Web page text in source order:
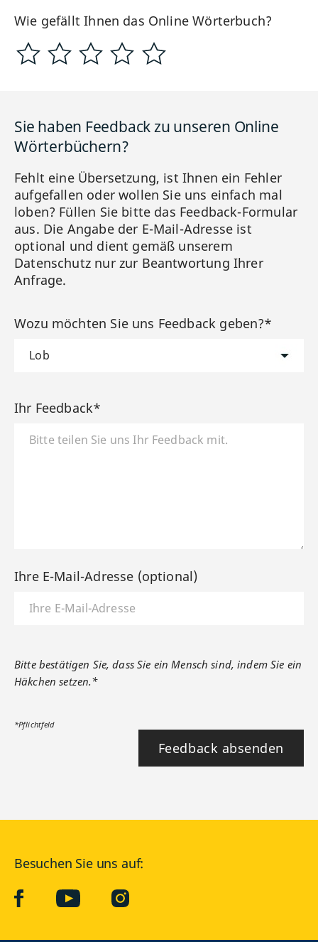
Wie gefällt Ihnen das Online Wörterbuch?
Sie haben Feedback zu unseren Online
Wörterbüchern?
Fehlt eine Übersetzung, ist Ihnen ein Fehler
aufgefallen oder wollen Sie uns einfach mal
loben? Füllen Sie bitte das Feedback-Formular
aus. Die Angabe der E-Mail-Adresse ist
optional und dient gemäß unserem
Datenschutz nur zur Beantwortung Ihrer
Anfrage.
Wozu möchten Sie uns Feedback geben?*
Ihr Feedback*
Ihre E-Mail-Adresse (optional)
Bitte bestätigen Sie, dass Sie ein Mensch sind, indem Sie ein
Häkchen setzen.*
*Pflichtfeld
Feedback absenden
Besuchen Sie uns auf:
facebookYouTube Instagram